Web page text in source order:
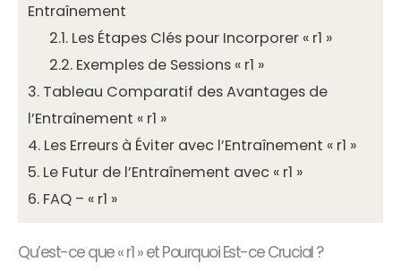
Entraînement
2.1. Les Étapes Clés pour Incorporer « r1 »
2.2. Exemples de Sessions « r1 »
3. Tableau Comparatif des Avantages de
l’Entraînement « r1 »
4. Les Erreurs à Éviter avec l’Entraînement « r1 »
5. Le Futur de l’Entraînement avec « r1 »
6. FAQ – « r1 »
Qu’est-ce que « r1 » et Pourquoi Est-ce Crucial ?